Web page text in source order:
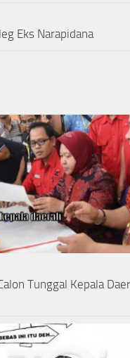
Eks Narapidana
Tunggal Kepala